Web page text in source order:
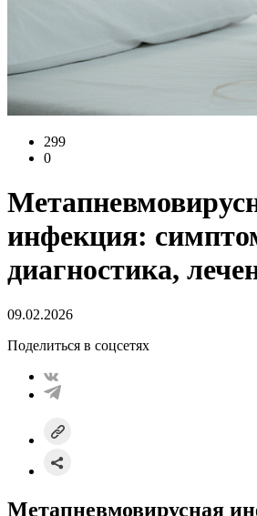
299
0
инфекция:
диагностика,
09.02.2026
Поделиться в соцсетях
Метапневмовирусная